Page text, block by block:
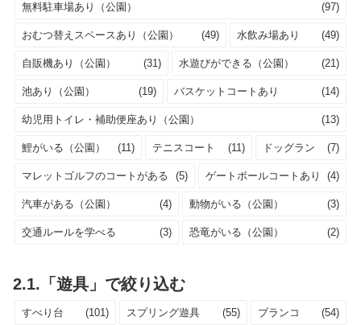
無料駐車場あり（公園） (97)
おむつ替えスペースあり（公園） (49) 水飲み場あり (49)
自販機あり（公園） (31) 水遊びができる（公園） (21)
池あり（公園） (19) バスケットコートあり (14)
幼児用トイレ・補助便座あり（公園） (13)
鯉がいる（公園） (11) テニスコート (11) ドッグラン (7)
マレットゴルフのコートがある (5) ゲートボールコートあり (4)
汽車がある（公園） (4) 動物がいる（公園） (3)
交通ルールを学べる (3) 恐竜がいる（公園） (2)
2.1.「遊具」で絞り込む
すべり台 (101) スプリング遊具 (55) ブランコ (54)